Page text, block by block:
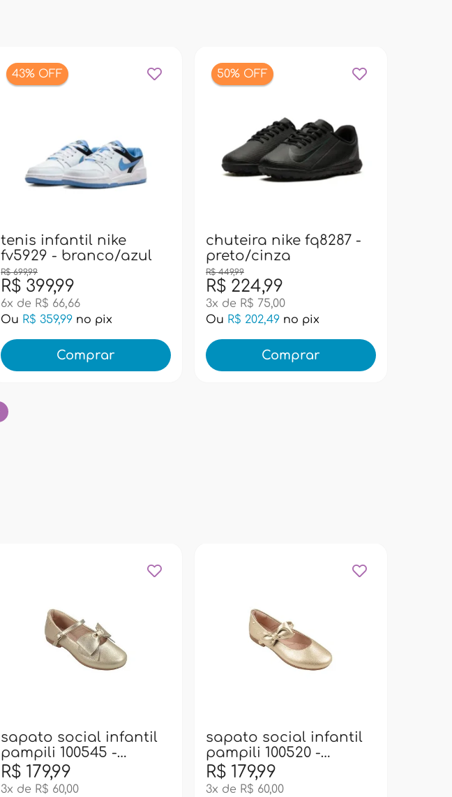
43% OFF
tenis infantil nike
fv5929 - branco/azul
R$ 399,99
R$ 699,99
6x de R$ 66,66
Ou R$ 359,99 no pix
Comprar
50% OFF
chuteira nike fq8287 -
preto/cinza
R$ 224,99
R$ 449,99
3x de R$ 75,00
Ou R$ 202,49 no pix
Comprar
sapato social infantil
pampili 100545 -
dourado
R$ 179,99
3x de R$ 60,00
sapato social infantil
pampili 100520 -
dourado
R$ 179,99
3x de R$ 60,00